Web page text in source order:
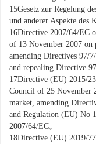
15Gesetz zur Regelung
und anderer Aspekte des
16Directive 2007/64/EC
of 13 November 2007 on
amending Directives 97/
and repealing Directive
17Directive (EU) 2015/
Council of 25 November
market, amending
and Regulation (EU) No
2007/64/EC。
18Directive (EU) 2019/